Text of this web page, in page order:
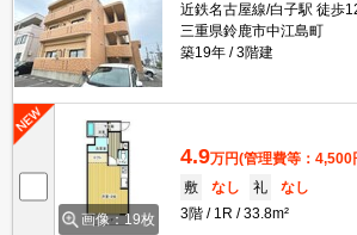
近鉄名古屋線/白子駅 徒歩
三重県鈴鹿市中江島町
築19年
3階建
画像：19枚
4.9万円(管理費等：4,500
敷
なし 礼
なし
3階
1R 33.8m²